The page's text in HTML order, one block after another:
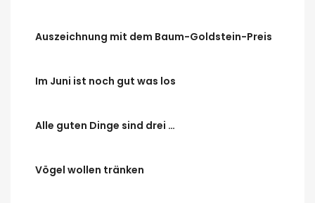
Auszeichnung mit dem Baum-Goldstein-Preis
Im Juni ist noch gut was los
Alle guten Dinge sind drei …
Vögel wollen tränken